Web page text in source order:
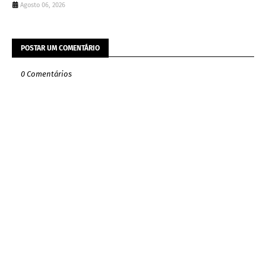
Agosto 06, 2026
POSTAR UM COMENTÁRIO
0 Comentários